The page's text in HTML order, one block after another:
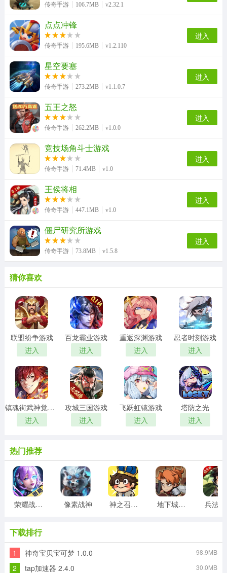
传奇手游 106.7MB v2.32.1
点点冲锋
传奇手游 195.6MB v1.2.110
进入
星空要塞
传奇手游 273.2MB v1.1.0.7
进入
五王之怒
传奇手游 262.2MB v1.0.0
进入
竞技场角斗士游戏
传奇手游 71.4MB v1.0
进入
王侯将相
传奇手游 447.1MB v1.0
进入
僵尸研究所游戏
传奇手游 73.8MB v1.5.8
进入
猜你喜欢
联盟纷争游戏
进入
百龙霸业游戏
进入
重返深渊游戏
进入
忍者时刻游戏
进入
镇魂街武神觉醒游戏
进入
攻城三国游戏
进入
飞跃虹镜游戏
进入
塔防之光
进入
热门推荐
荣耀战争游戏 像素战神 神之召唤游戏 地下城与领主
下载排行
1 神奇宝贝宝可梦 1.0.0 98.9MB
2 tap加速器 2.4.0 30.0MB